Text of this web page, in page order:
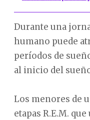
Durante una
humano puede
períodos de
al inicio del
Los menores de
etapas R.E.M.